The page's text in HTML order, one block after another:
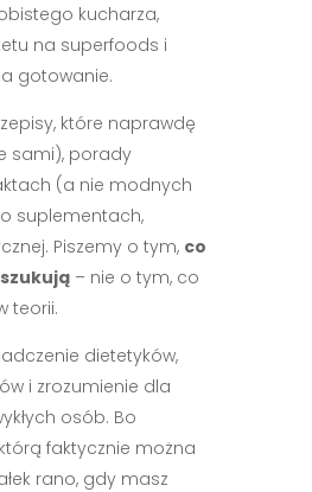
kucharza,
na superfoods i
gotowanie.
które naprawdę
sami), porady
(a nie modnych
suplementach,
Piszemy o tym, co
– nie o tym, co
teorii.
dietetyków,
i zrozumienie dla
osób. Bo
faktycznie można
rano, gdy masz